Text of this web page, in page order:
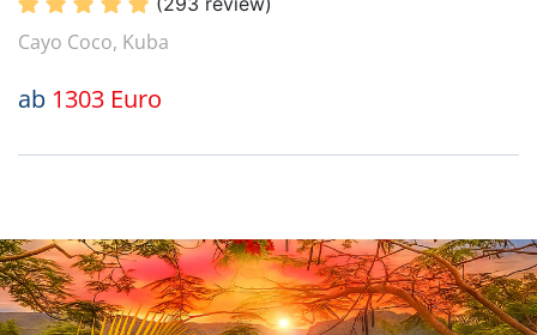
Cayo Coco, Kuba
ab 1303 Euro